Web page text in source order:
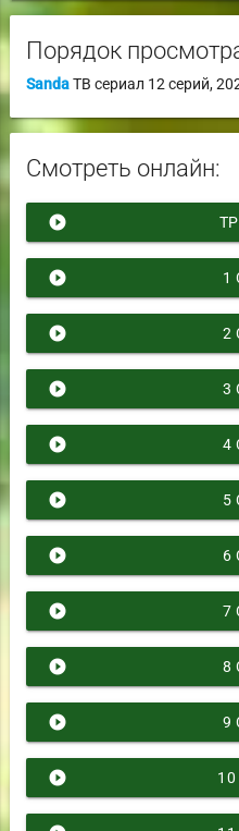
Порядок
SandaТВ сериал 12 серий,
Смотреть онлайн:
play_circle_filled
play_circle_filled 1
play_circle_filled 2
play_circle_filled 3
play_circle_filled 4
play_circle_filled 5
play_circle_filled 6
play_circle_filled 7
play_circle_filled 8
play_circle_filled 9
play_circle_filled